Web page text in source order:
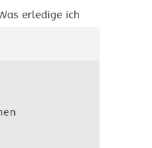
erledige ich